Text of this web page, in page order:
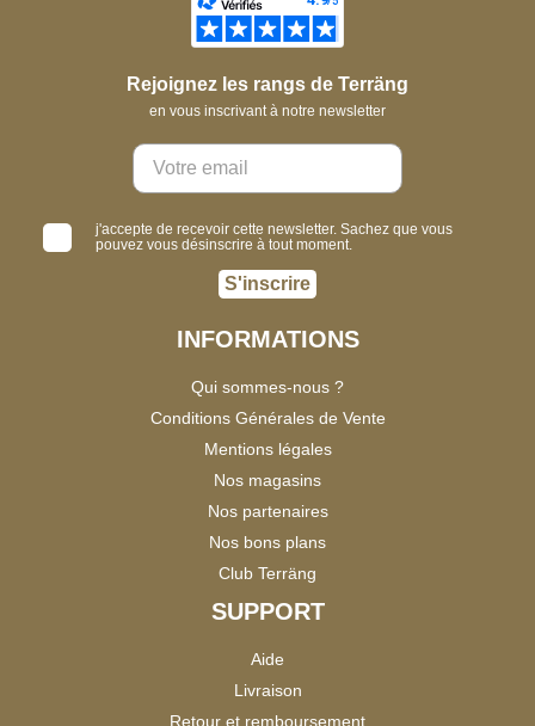
Rejoignez les rangs de Terräng
en vous inscrivant à notre newsletter
j'accepte de recevoir cette newsletter. Sachez que vous
pouvez vous désinscrire à tout moment.
S'inscrire
INFORMATIONS
Qui sommes-nous ?
Conditions Générales de Vente
Mentions légales
Nos magasins
Nos partenaires
Nos bons plans
Club Terräng
SUPPORT
Aide
Livraison
Retour et remboursement